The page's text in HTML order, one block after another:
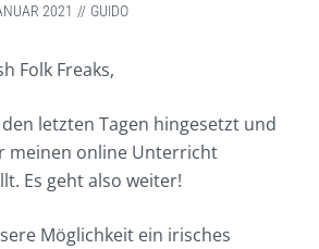
2021 GUIDO
Folk Freaks,
letzten Tagen hingesetzt und
meinen online Unterricht
Es geht also weiter!
Möglichkeit ein irisches